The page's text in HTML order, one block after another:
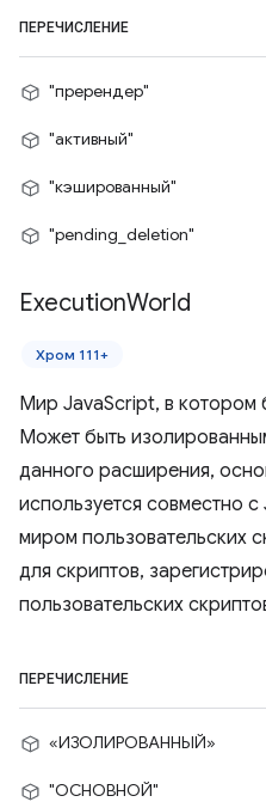
ПЕРЕЧИСЛЕНИЕ
"пререндер"
"активный"
"кэшированный"
"pending_deletion"
ExecutionWorld
Хром 111+
Мир JavaScript, в котором
Может быть
данного расширения,
используется совместно
миром пользовательских
для скриптов,
пользовательских
ПЕРЕЧИСЛЕНИЕ
«ИЗОЛИРОВАННЫЙ»
"ОСНОВНОЙ"